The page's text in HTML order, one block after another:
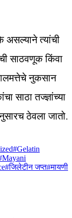
असल्याने त्यांची
साठवणूक किंवा
नुकसान
साठा तज्ज्ञांच्या
ठेवला जातो.
#Gelatin
Mayani
#जिलेटीन जप्त#मायणी